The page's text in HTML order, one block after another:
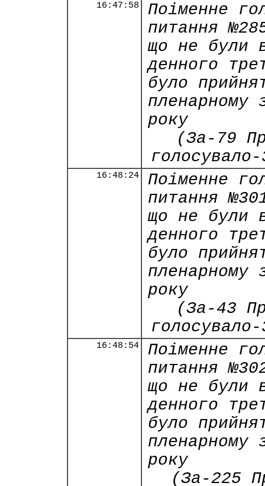
16:47:58
Поіменне
питання
що не були
денного
було
пленарному
року
(За-79
16:48:24
Поіменне
питання
що не були
денного
було
пленарному
року
(За-43
16:48:54
Поіменне
питання
що не були
денного
було
пленарному
року
(За-225